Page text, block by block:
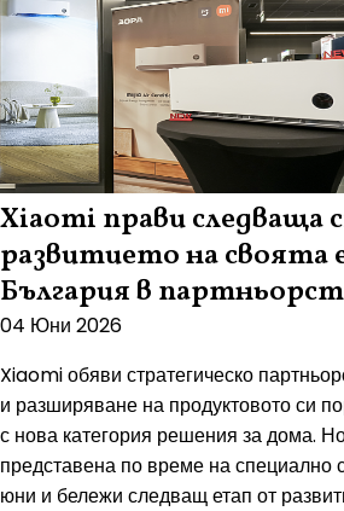
Xiaomi прави следваща
развитието на своята
България в
04 Юни 2026
Xiaomi обяви стратегическо
и разширяване на продуктовото си
с нова категория решения за дома.
представена по време на
юни и бележи следващ етап от